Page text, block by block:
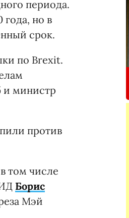
периода.
года, но в
срок.
по Brexit.
министр
против
том числе
Борис
Мэй